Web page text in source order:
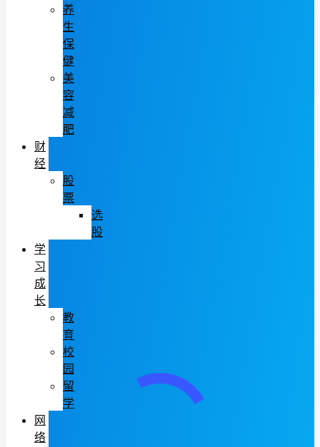
养
生
保
健
美
容
减
肥
财
经
股
票
选
股
学
习
成
长
教
育
校
园
留
学
网
络